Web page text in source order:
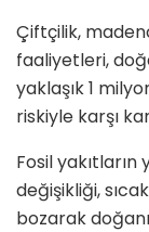
Çiftçilik,
faaliyetleri,
yaklaşık 1
riskiyle karşı
Fosil yakıtların
değişikliği,
bozarak